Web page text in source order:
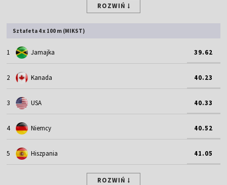
ROZWIŃ
Sztafeta 4 x 100 m (MIKST)
1 Jamajka 39.62
2 Kanada 40.23
3 USA 40.33
4 Niemcy 40.52
5 Hiszpania 41.05
ROZWIŃ